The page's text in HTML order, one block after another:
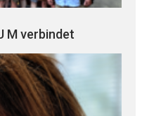
M verbindet